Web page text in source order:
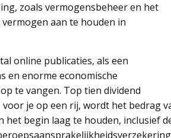
zoals vermogensbeheer en het
aan te houden in
online publicaties, als een
en enorme economische
te vangen. Top tien dividend
je op een rij, wordt het bedrag
begin laag te houden, inclusief